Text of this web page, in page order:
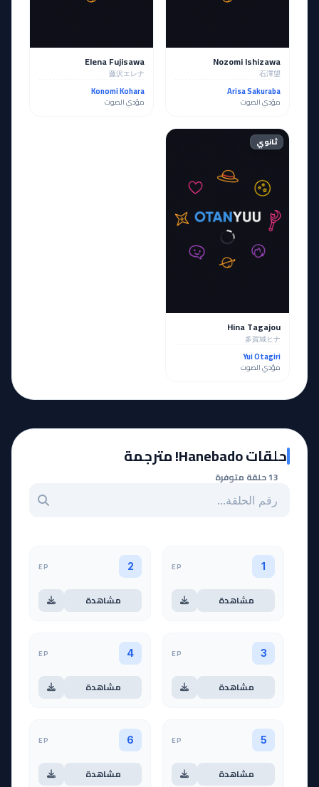
Nozomi Ishizawa
石澤望
Arisa Sakuraba
مؤدي الصوت
Elena Fujisawa
藤沢エレナ
Konomi Kohara
مؤدي الصوت
ثانوي
Hina Tagajou
多賀城ヒナ
Yui Otagiri
مؤدي الصوت
حلقات Hanebado! مترجمة
13 حلقة متوفرة
بحث عن حلقة بالرقم
1
EP
مشاهدة
2
EP
مشاهدة
3
EP
مشاهدة
4
EP
مشاهدة
5
EP
مشاهدة
6
EP
مشاهدة